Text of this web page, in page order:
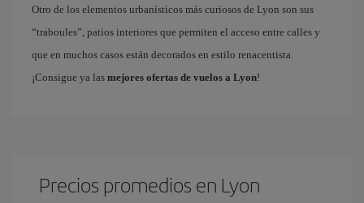
Otro de los elementos urbanísticos más curiosos de Lyon son sus
“traboules”, patios interiores que permiten el acceso entre calles y
que en muchos casos están decorados en estilo renacentista.
¡Consigue ya las mejores ofertas de vuelos a Lyon!
Precios promedios en Lyon